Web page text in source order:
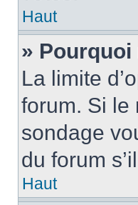
Haut
» Pourquoi
La limite
forum. Si le
sondage
du forum
Haut